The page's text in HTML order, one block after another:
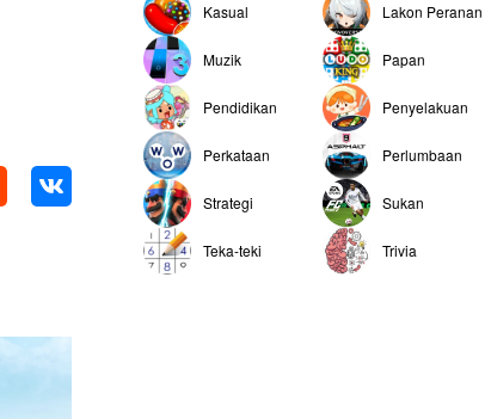
Kasual Lakon Peranan
Muzik Papan
Pendidikan Penyelakuan
Perkataan Perlumbaan
Strategi Sukan
Teka-teki Trivia